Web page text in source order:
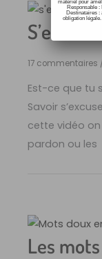
17 commentaires
Est-ce que tu
Savoir
cette vidéo
pardon ou les
Les
matériel pour
Responsable :
Destinataires :
obligation